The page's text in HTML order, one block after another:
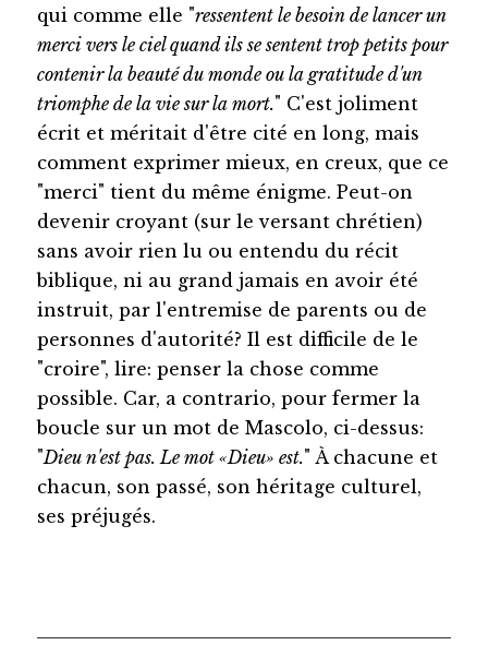
qui comme elle "ressentent le besoin de lancer un
merci vers le ciel quand ils se sentent trop petits pour
contenir la beauté du monde ou la gratitude d'un
triomphe de la vie sur la mort." C'est joliment
écrit et méritait d'être cité en long, mais
comment exprimer mieux, en creux, que ce
"merci" tient du même énigme. Peut-on
devenir croyant (sur le versant chrétien)
sans avoir rien lu ou entendu du récit
biblique, ni au grand jamais en avoir été
instruit, par l'entremise de parents ou de
personnes d'autorité? Il est difficile de le
"croire", lire: penser la chose comme
possible. Car, a contrario, pour fermer la
boucle sur un mot de Mascolo, ci-dessus:
"Dieu n'est pas. Le mot «Dieu» est." À chacune et
chacun, son passé, son héritage culturel,
ses préjugés.